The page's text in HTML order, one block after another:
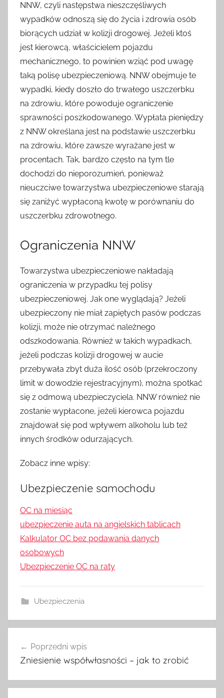
NNW, czyli następstwa nieszczęśliwych
wypadków odnoszą się do życia i zdrowia osób
biorących udział w kolizji drogowej. Jeżeli ktoś
jest kierowcą, właścicielem pojazdu
mechanicznego, to powinien wziąć pod uwagę
taką polisę ubezpieczeniową. NNW obejmuje te
wypadki, kiedy doszło do trwałego uszczerbku
na zdrowiu, które powoduje ograniczenie
sprawności poszkodowanego. Wypłata pieniędzy
z NNW określana jest na podstawie uszczerbku
na zdrowiu, które zawsze wyrażane jest w
procentach. Tak, bardzo często na tym tle
dochodzi do nieporozumień, ponieważ
nieuczciwe towarzystwa ubezpieczeniowe starają
się zaniżyć wypłaconą kwotę w porównaniu do
uszczerbku zdrowotnego.
Ograniczenia NNW
Towarzystwa ubezpieczeniowe nakładają
ograniczenia w przypadku tej polisy
ubezpieczeniowej. Jak one wyglądają? Jeżeli
ubezpieczony nie miał zapiętych pasów podczas
kolizji, może nie otrzymać należnego
odszkodowania. Również w takich wypadkach,
jeżeli podczas kolizji drogowej w aucie
przebywała zbyt duża ilość osób (przekroczony
limit w dowodzie rejestracyjnym), można spotkać
się z odmową ubezpieczyciela. NNW również nie
zostanie wypłacone, jeżeli kierowca pojazdu
znajdował się pod wpływem alkoholu lub też
innych środków odurzających.
Zobacz inne wpisy:
Ubezpieczenie samochodu
OC na miesiąc
ubezpieczenie auta na angielskich tablicach
Kalkulator OC bez podawania danych
osobowych
Ubezpieczenie OC na raty
Ubezpieczenia
wpisu
Poprzedni wpis
Zniesienie współwłasności – jak to zrobić